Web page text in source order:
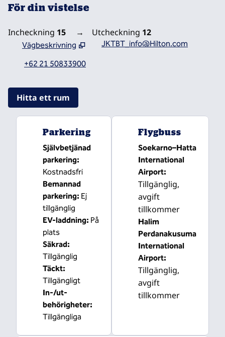
För din vistelse
Incheckning 15 → Utcheckning 12
Vägbeskrivning
Öppnar ny flik
JKTBT_info@Hilton.com
+62 21 50833900
Hitta ett rum
Parkering
Självbetjänad
parkering:
Kostnadsfri
Bemannad
parkering: Ej
tillgänglig
EV-laddning: På
plats
Säkrad:
Tillgänglig
Täckt:
Tillgängligt
In-/ut-
behörigheter:
Tillgängliga
Flygbuss
Soekarno–Hatta
International
Airport:
Tillgänglig,
avgift
tillkommer
Halim
Perdanakusuma
International
Airport:
Tillgänglig,
avgift
tillkommer